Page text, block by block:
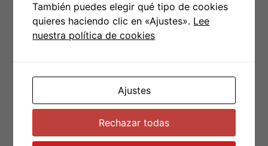
Información adicional
PRODUCTOS RELACIONADOS
También puedes elegir qué tipo de cookies
quieres haciendo clic en «Ajustes». Lee
nuestra política de cookies
Ajustes
Rechazar todas